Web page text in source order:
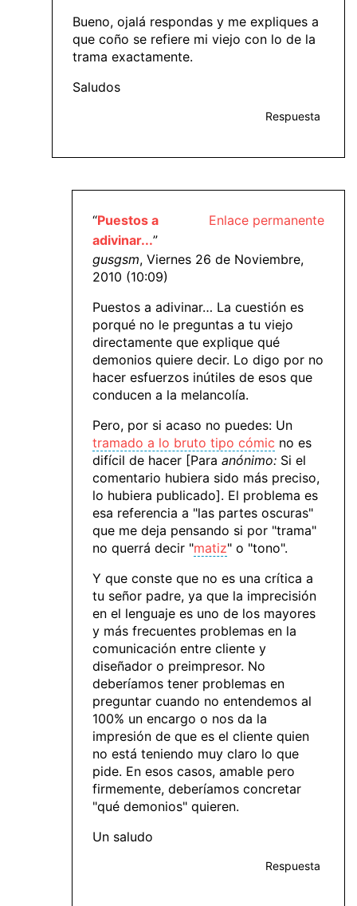
Bueno, ojalá respondas y me expliques a
que coño se refiere mi viejo con lo de la
trama exactamente.
Saludos
Respuesta
Enlace permanente
“Puestos a
adivinar...”
gusgsm, Viernes 26 de Noviembre,
2010 (10:09)
Puestos a adivinar… La cuestión es
porqué no le preguntas a tu viejo
directamente que explique qué
demonios quiere decir. Lo digo por no
hacer esfuerzos inútiles de esos que
conducen a la melancolía.
Pero, por si acaso no puedes: Un
tramado a lo bruto tipo cómic no es
difícil de hacer [Para anónimo: Si el
comentario hubiera sido más preciso,
lo hubiera publicado]. El problema es
esa referencia a "las partes oscuras"
que me deja pensando si por "trama"
no querrá decir "matiz" o "tono".
Y que conste que no es una crítica a
tu señor padre, ya que la imprecisión
en el lenguaje es uno de los mayores
y más frecuentes problemas en la
comunicación entre cliente y
diseñador o preimpresor. No
deberíamos tener problemas en
preguntar cuando no entendemos al
100% un encargo o nos da la
impresión de que es el cliente quien
no está teniendo muy claro lo que
pide. En esos casos, amable pero
firmemente, deberíamos concretar
"qué demonios" quieren.
Un saludo
Respuesta